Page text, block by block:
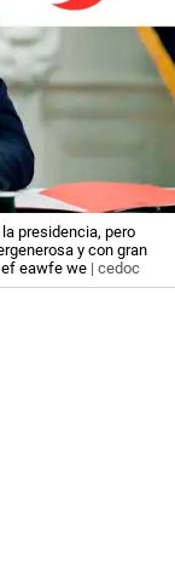
presidencia, pero
y con gran
ef eawfe we | cedoc